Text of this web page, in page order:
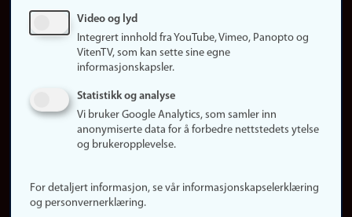
Om nettstedet
Informasjonskapsler
Personvern
Video og lyd
Integrert innhold fra YouTube, Vimeo, Panopto og
VitenTV, som kan sette sine egne
informasjonskapsler.
Statistikk og analyse
Vi bruker Google Analytics, som samler inn
anonymiserte data for å forbedre nettstedets ytelse
og brukeropplevelse.
For detaljert informasjon, se vår informasjonskapselerklæring
og personvernerklæring.